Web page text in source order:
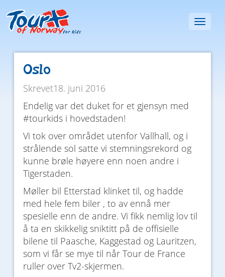
Toggle
Oslo
Skrevet18. juni 2016
Endelig var det duket for et gjensyn med
#tourkids i hovedstaden!
Vi tok over området utenfor Vallhall, og i
strålende sol satte vi stemningsrekord og
kunne brøle høyere enn noen andre i
Tigerstaden.
Møller bil Etterstad klinket til, og hadde
med hele fem biler , to av ennå mer
spesielle enn de andre. Vi fikk nemlig lov til
å ta en skikkelig sniktitt på de offisielle
bilene til Paasche, Kaggestad og Lauritzen,
som vi får se mye til når Tour de France
ruller over Tv2-skjermen.